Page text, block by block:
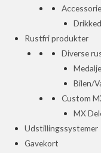
Rustfri produkter
Diverse
Bilen/
Custom
MX
Udstillingssystemer
Gavekort